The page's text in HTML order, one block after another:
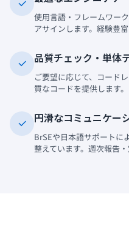
使用言語・フレームワー
アサインします。経験豊
品質チェック・単体
ご要望に応じて、コード
質なコードを提供します。
円滑なコミュニケー
BrSEや日本語サポートに
整えています。週次報告